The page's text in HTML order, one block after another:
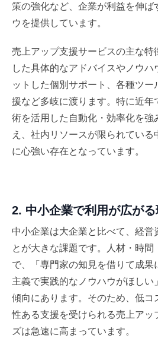
策の強化など、企業が利益を伸ば
ウを提供しています。
売上アップ支援サービスの主な特
した具体的なアドバイスやノウハ
ットした個別サポート、各種ツー
援など多岐に渡ります。特に近年
術を活用した自動化・効率化を強
え、社内リソースが限られている
に心強い存在となっています。
2. 中小企業で利用が広がる
中小企業は大企業と比べて、経営
とが大きな課題です。人材・時間
で、「専門家の知見を借りて成果
主義で実践的なノウハウがほしい
傾向にあります。そのため、低コ
性ある支援を受けられる売上アッ
ズは急速に高まっています。